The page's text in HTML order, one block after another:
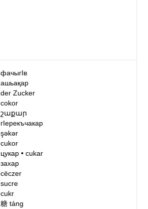
фачыгIв
ашьақар
der Zucker
cokor
շաքար
гIерекъчакар
şəkər
cukor
цукар• cukar
захар
cëczer
sucre
cukr
糖táng